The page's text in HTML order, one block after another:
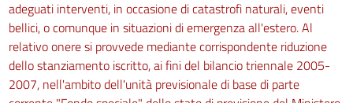
adeguati interventi, in occasione di catastrofi naturali, eventi
bellici, o comunque in situazioni di emergenza all'estero. Al
relativo onere si provvede mediante corrispondente riduzione
dello stanziamento iscritto, ai fini del bilancio triennale 2005-
2007, nell'ambito dell'unità previsionale di base di parte